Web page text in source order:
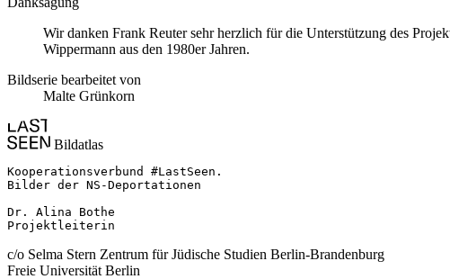
Wir danken Frank Reuter sehr herzlich für die Unterstützung des
Wippermann aus den 1980er Jahren.
Bildserie bearbeitet von
Malte Grünkorn
Bildatlas
Kooperationsverbund #LastSeen.
Bilder der NS-Deportationen
Dr. Alina Bothe
Projektleiterin
c/o Selma Stern Zentrum für Jüdische Studien Berlin-Brandenburg
Freie Universität Berlin